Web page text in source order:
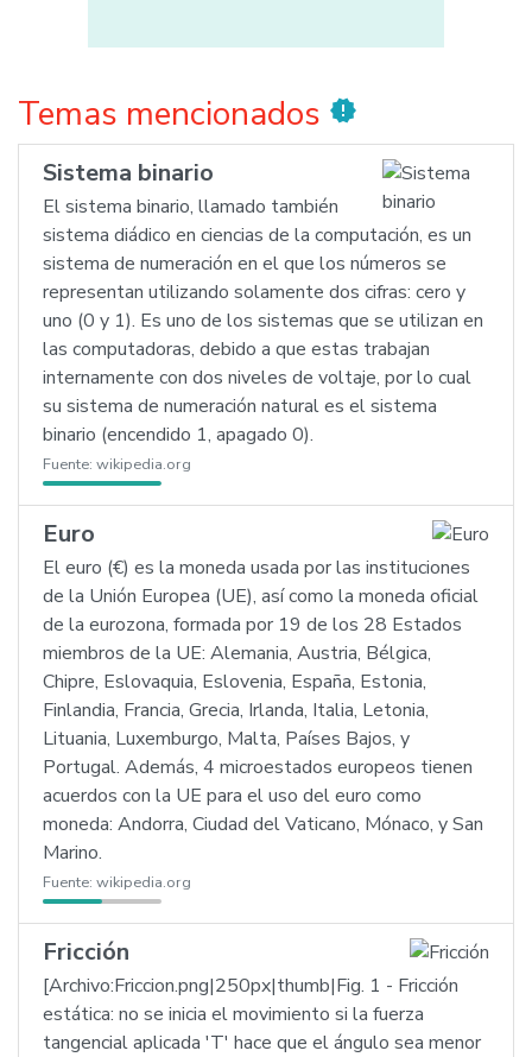
Temas mencionados new_releases
Sistema binario
El sistema binario, llamado también
sistema diádico en ciencias de la computación, es un
sistema de numeración en el que los números se
representan utilizando solamente dos cifras: cero y
uno (0 y 1). Es uno de los sistemas que se utilizan en
las computadoras, debido a que estas trabajan
internamente con dos niveles de voltaje, por lo cual
su sistema de numeración natural es el sistema
binario (encendido 1, apagado 0).
Fuente: wikipedia.org
Euro
El euro (€) es la moneda usada por las instituciones
de la Unión Europea (UE), así como la moneda oficial
de la eurozona, formada por 19 de los 28 Estados
miembros de la UE: Alemania, Austria, Bélgica,
Chipre, Eslovaquia, Eslovenia, España, Estonia,
Finlandia, Francia, Grecia, Irlanda, Italia, Letonia,
Lituania, Luxemburgo, Malta, Países Bajos, y
Portugal. Además, 4 microestados europeos tienen
acuerdos con la UE para el uso del euro como
moneda: Andorra, Ciudad del Vaticano, Mónaco, y San
Marino.
Fuente: wikipedia.org
Fricción
[Archivo:Friccion.png|250px|thumb|Fig. 1 - Fricción
estática: no se inicia el movimiento si la fuerza
tangencial aplicada 'T' hace que el ángulo sea menor